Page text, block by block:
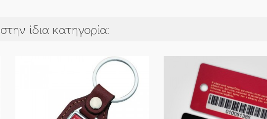
ίδια κατηγορία: